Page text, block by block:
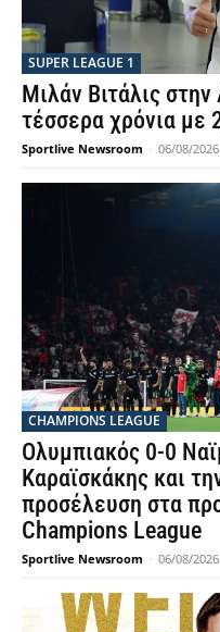
SUPER LEAGUE 1
Μιλάν Βιτάλις
τέσσερα χρόνια με
Sportlive Newsroom - 06/08/2026
CHAMPIONS LEAGUE
Ολυμπιακός 0-0
Καραϊσκάκης και
προσέλευση στα
Champions League
Sportlive Newsroom - 06/08/